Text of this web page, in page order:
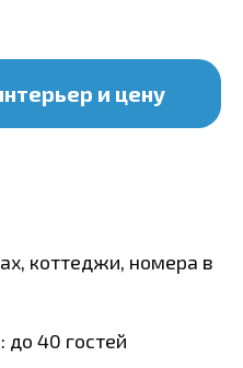
и цену
коттеджи, номера в
40 гостей